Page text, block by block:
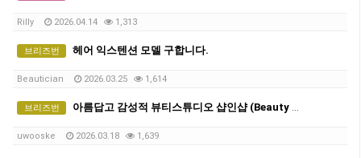
Rilly 2026.04.14 1,313
브리즈번 헤어 익스텐션 모델 구합니다.
Beautician 2026.03.25 1,614
브리즈번 아름답고 감성적 뷰티스튜디오 샵인샵 (Beauty Studio Rental )
uwooske 2026.03.18 1,639